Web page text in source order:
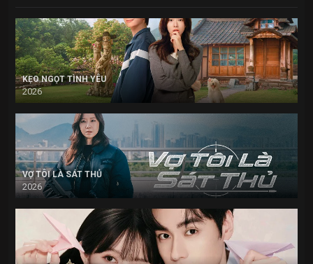
KẸO NGỌT TÌNH YÊU
2026
VỢ TÔI LÀ SÁT THỦ
2026